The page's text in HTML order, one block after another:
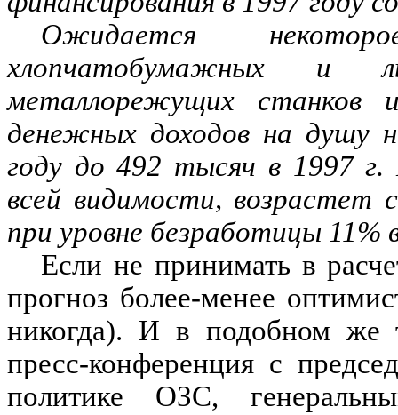
Ожидается
хлопчатобумажных и
металлорежущих станков
денежных доходов на душу
году до 492 тысяч в 1997
всей видимости, возрастет
при уровне безработицы 11%
Если не принимать в
прогноз более-менее
никогда). И в подобном же
пресс-конференция с
политике ОЗС,